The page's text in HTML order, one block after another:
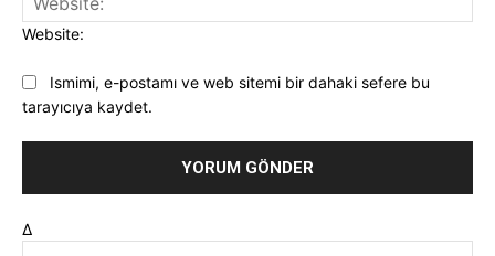
Website:
Ismimi, e-postamı ve web sitemi bir dahaki sefere bu
tarayıcıya kaydet.
Δ